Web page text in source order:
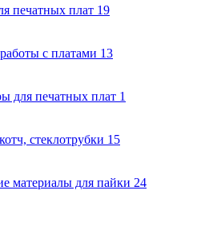
печатных плат 19
с платами 13
для печатных плат 1
стеклотрубки 15
материалы для пайки 24